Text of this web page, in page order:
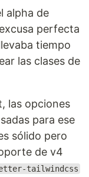
alpha de
perfecta
tiempo
las clases de
las opciones
para ese
sólido pero
de v4
tailwindcss